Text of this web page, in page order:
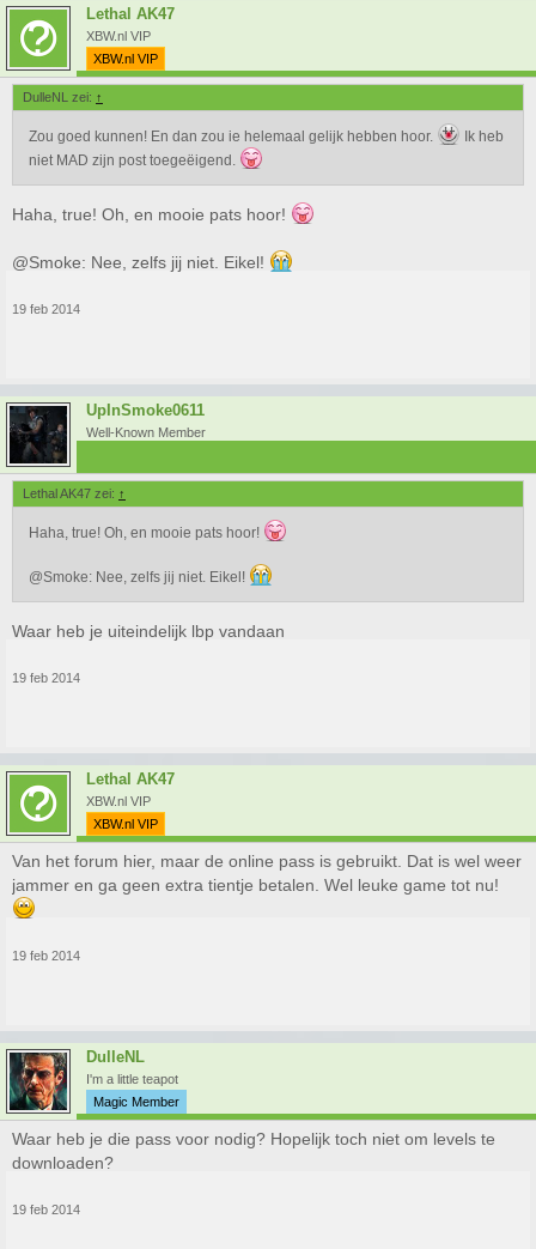
Lethal AK47
XBW.nl VIP
XBW.nl VIP
DulleNL zei: ↑
Zou goed kunnen! En dan zou ie helemaal gelijk hebben hoor.
Ik heb
niet MAD zijn post toegeëigend.
Haha, true! Oh, en mooie pats hoor!
@Smoke: Nee, zelfs jij niet. Eikel!
19 feb 2014
UpInSmoke0611
Well-Known Member
Lethal AK47 zei: ↑
Haha, true! Oh, en mooie pats hoor!
@Smoke: Nee, zelfs jij niet. Eikel!
Waar heb je uiteindelijk lbp vandaan
19 feb 2014
Lethal AK47
XBW.nl VIP
XBW.nl VIP
Van het forum hier, maar de online pass is gebruikt. Dat is wel weer
jammer en ga geen extra tientje betalen. Wel leuke game tot nu!
19 feb 2014
DulleNL
I'm a little teapot
Magic Member
Waar heb je die pass voor nodig? Hopelijk toch niet om levels te
downloaden?
19 feb 2014